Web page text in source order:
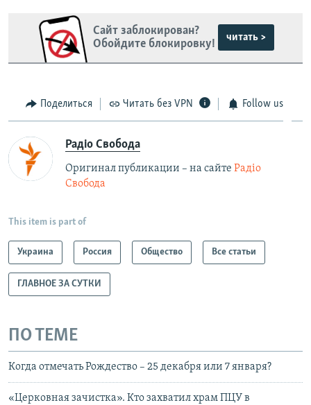
Сайт заблокирован?
Обойдите блокировку!
читать >
Поделиться Читать без VPN Follow us
Радіо Свобода
Оригинал публикации – на сайте Радіо
Свобода
This item is part of
Украина Россия Общество Все статьи
ГЛАВНОЕ ЗА СУТКИ
ПО ТЕМЕ
Когда отмечать Рождество – 25 декабря или 7 января?
«Церковная зачистка». Кто захватил храм ПЦУ в